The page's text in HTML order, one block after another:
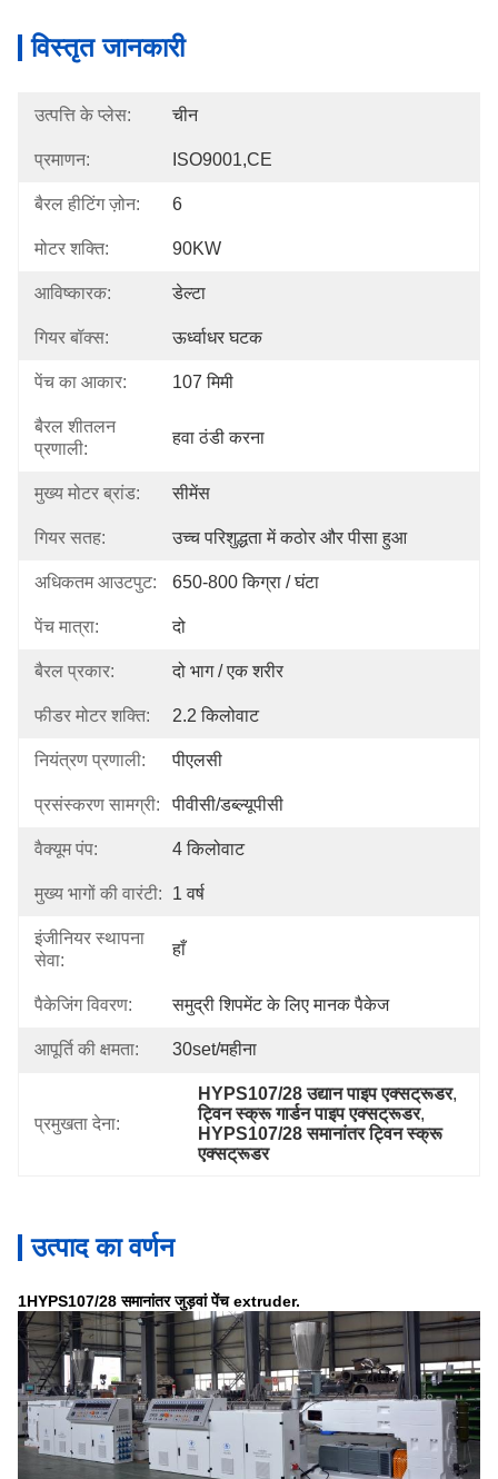
विस्तृत जानकारी
उत्पत्ति के प्लेस: चीन
प्रमाणन: ISO9001,CE
बैरल हीटिंग ज़ोन: 6
मोटर शक्ति: 90KW
आविष्कारक: डेल्टा
गियर बॉक्स: ऊर्ध्वाधर घटक
पेंच का आकार: 107 मिमी
बैरल शीतलन
प्रणाली:
हवा ठंडी करना
मुख्य मोटर ब्रांड: सीमेंस
गियर सतह: उच्च परिशुद्धता में कठोर और पीसा हुआ
अधिकतम आउटपुट: 650-800 किग्रा / घंटा
पेंच मात्रा: दो
बैरल प्रकार: दो भाग / एक शरीर
फीडर मोटर शक्ति: 2.2 किलोवाट
नियंत्रण प्रणाली: पीएलसी
प्रसंस्करण सामग्री: पीवीसी/डब्ल्यूपीसी
वैक्यूम पंप: 4 किलोवाट
मुख्य भागों की वारंटी: 1 वर्ष
इंजीनियर स्थापना
सेवा:
हाँ
पैकेजिंग विवरण: समुद्री शिपमेंट के लिए मानक पैकेज
आपूर्ति की क्षमता: 30set/महीना
प्रमुखता देना:
HYPS107/28 उद्यान पाइप एक्सट्रूडर
ट्विन स्क्रू गार्डन पाइप एक्सट्रूडर,
HYPS107/28 समानांतर ट्विन स्क्रू
एक्सट्रूडर
उत्पाद का वर्णन
1HYPS107/28 समानांतर जुड़वां पेंच extruder.